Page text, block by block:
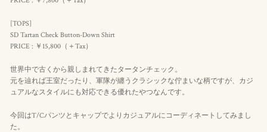
[TOPS]
SD Tartan Check Button-Down Shirt
PRICE : ￥15,800（＋Tax）
世界中で古くから親しまれてきたタータンチェック。
元を辿れば王室だったり、軍隊が纏うクラシックな佇まいな柄ですが、カジ
ュアルなスタイルにも対応できる優れたやつなんです。
今回はT/Cパンツとキャップでよりカジュアルにコーディネートしてみまし
た。